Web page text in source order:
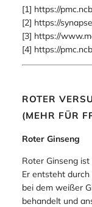
[1] https://
[2] https://
[3] https://
[4] https://
ROTER
(MEHR FÜR
Roter Ginseng
Roter Ginseng
Er entsteht durch
bei dem weißer
behandelt und